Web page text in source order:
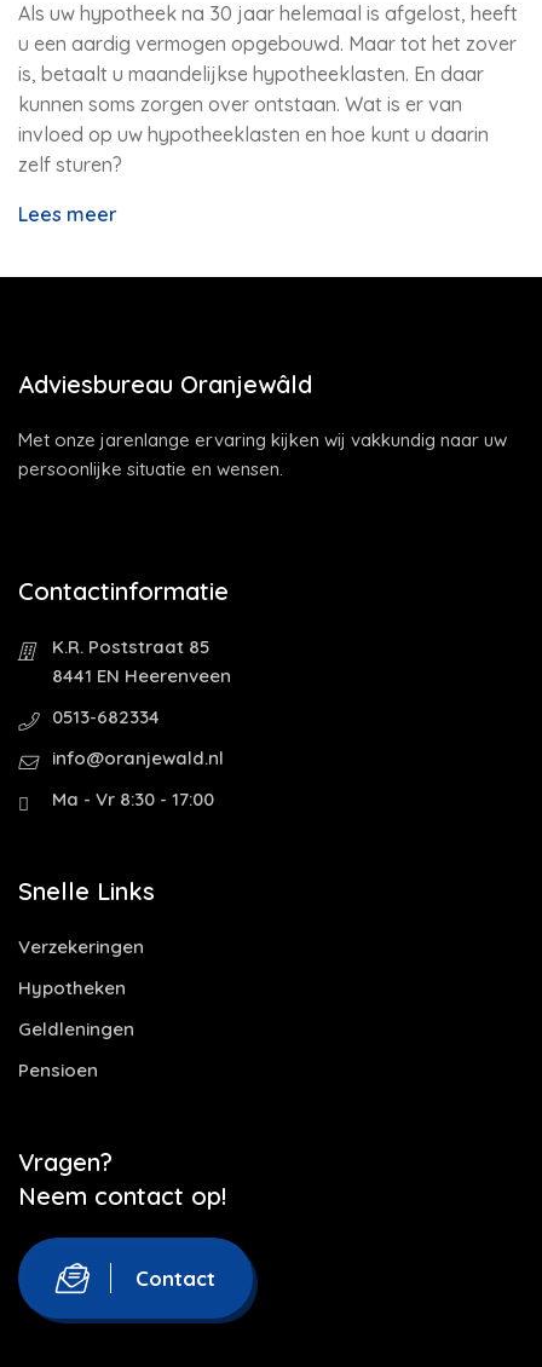
Als uw hypotheek na 30 jaar helemaal is afgelost, heeft
u een aardig vermogen opgebouwd. Maar tot het zover
is, betaalt u maandelijkse hypotheeklasten. En daar
kunnen soms zorgen over ontstaan. Wat is er van
invloed op uw hypotheeklasten en hoe kunt u daarin
zelf sturen?
Lees meer
Adviesbureau Oranjewâld
Met onze jarenlange ervaring kijken wij vakkundig naar uw
persoonlijke situatie en wensen.
Contactinformatie
K.R. Poststraat 85
8441 EN Heerenveen
0513-682334
info@oranjewald.nl
Ma - Vr 8:30 - 17:00
Snelle Links
Verzekeringen
Hypotheken
Geldleningen
Pensioen
Vragen?
Neem contact op!
Contact